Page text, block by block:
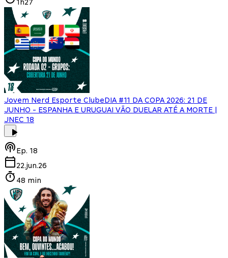
1h27
Jovem Nerd Esporte ClubeDIA #11 DA COPA 2026: 21 DE
JUNHO - ESPANHA E URUGUAI VÃO DUELAR ATÉ A MORTE |
JNEC 18
Ep. 18
22.jun.26
48 min